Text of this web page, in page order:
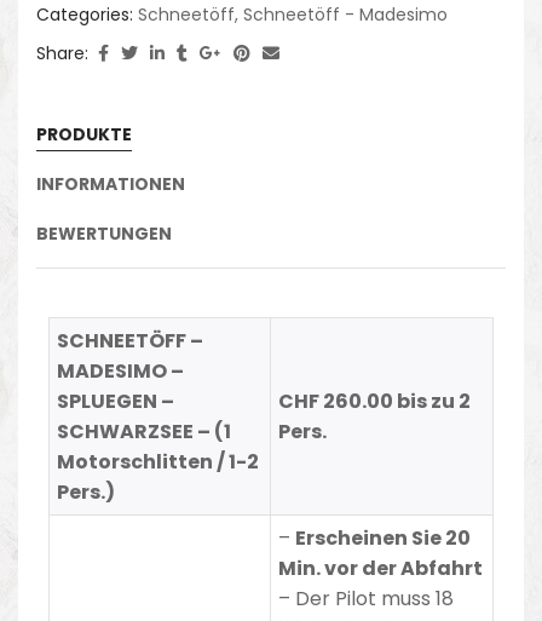
Categories: Schneetöff, Schneetöff - Madesimo
Share:
PRODUKTE
INFORMATIONEN
BEWERTUNGEN
SCHNEETÖFF –
MADESIMO –
SPLUEGEN –
SCHWARZSEE – (1
Motorschlitten / 1-2
Pers.)
CHF 260.00 bis zu 2
Pers.
– Erscheinen Sie 20
Min. vor der Abfahrt
– Der Pilot muss 18